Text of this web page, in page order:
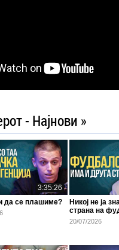
- Најнови »
3:35:26
да се плашиме?
Никој не ја
страна на
20/07/2026